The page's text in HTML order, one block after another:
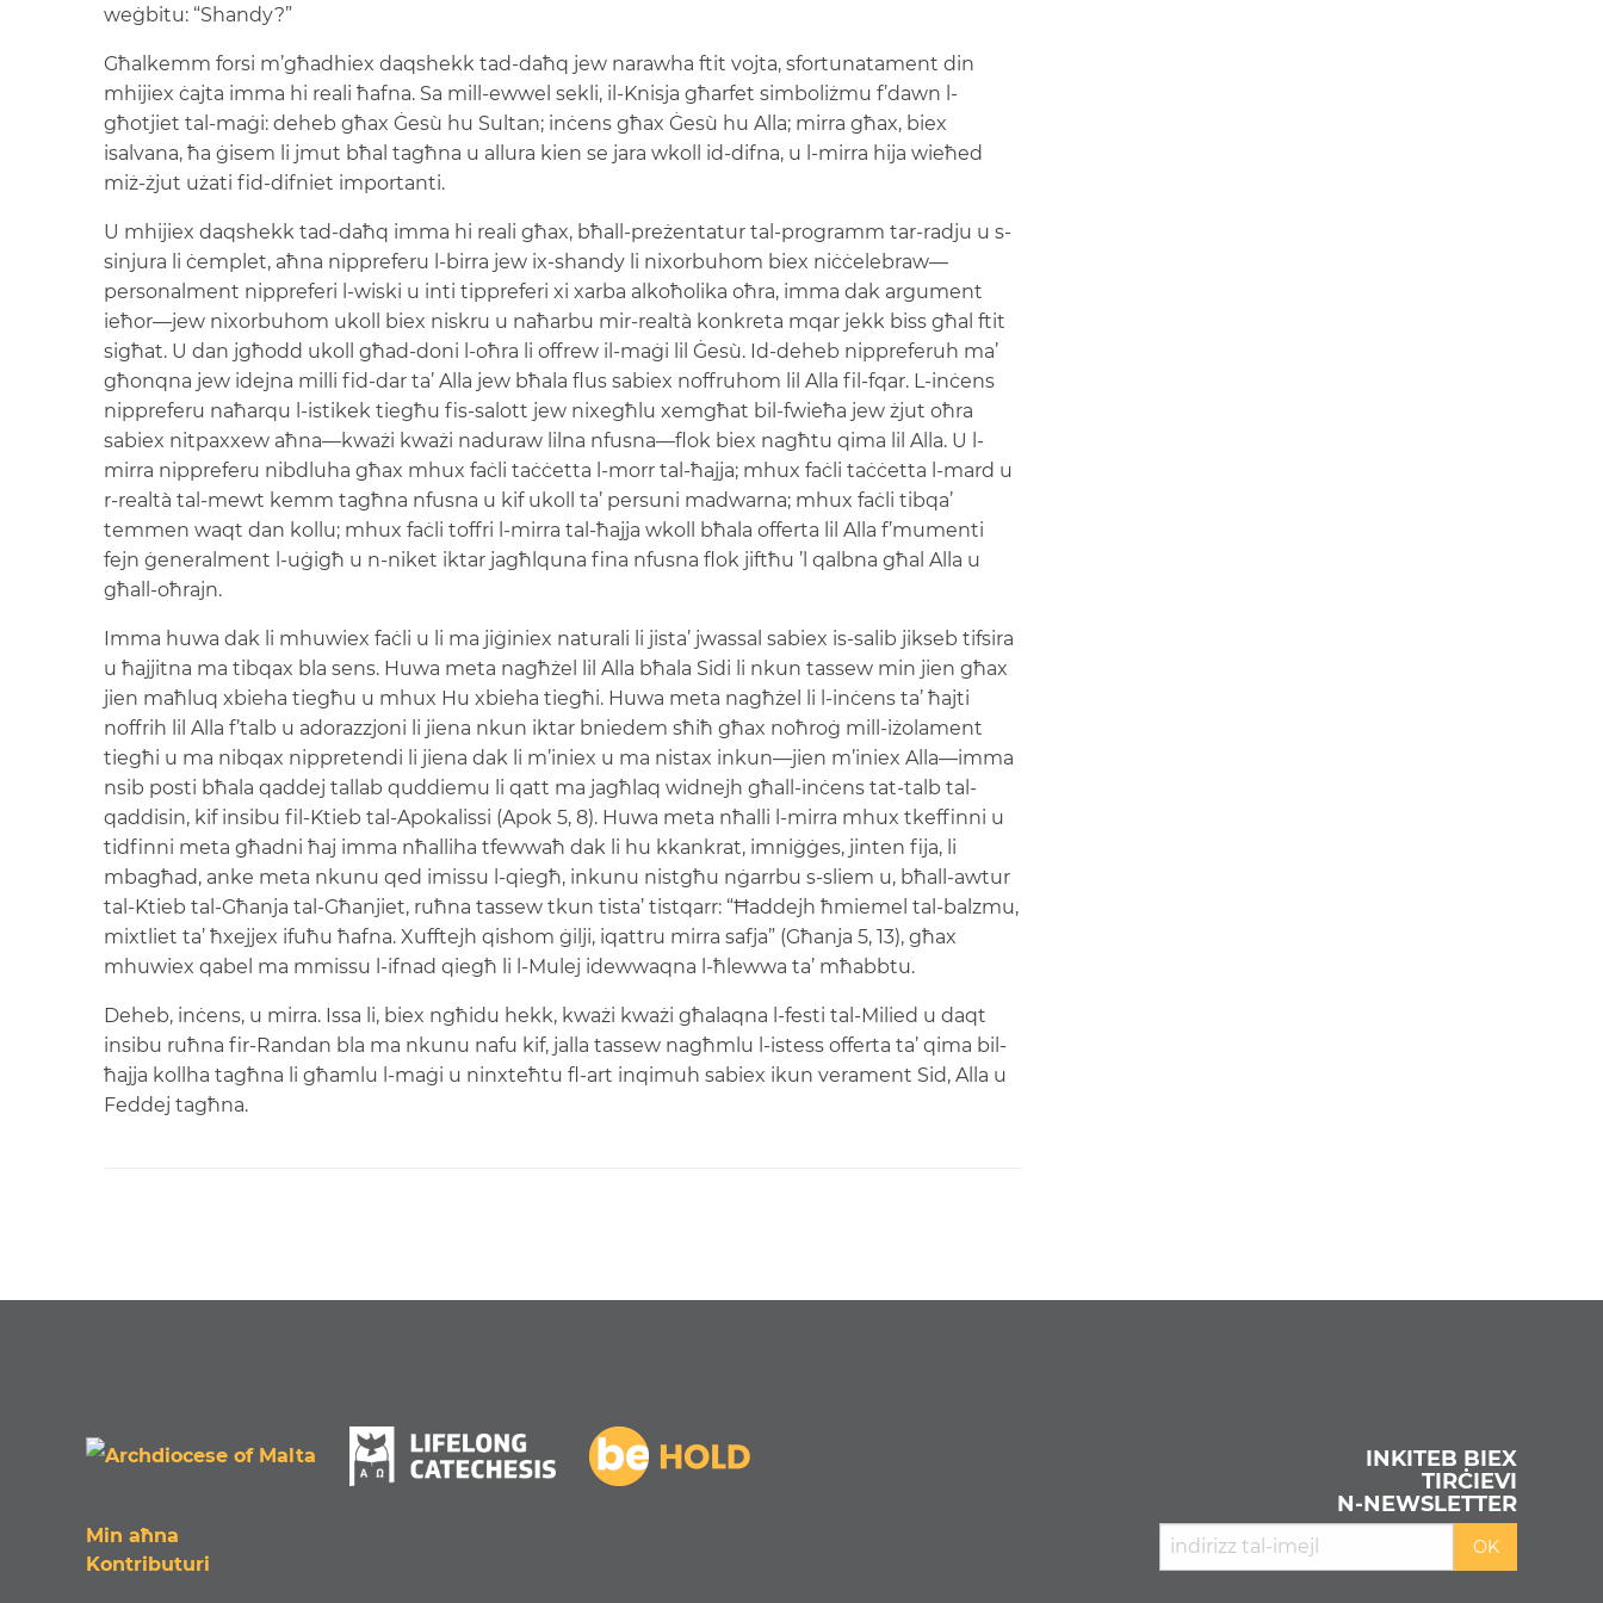
weġbitu: “Shandy?”
Għalkemm forsi m’għadhiex daqshekk tad-daħq jew narawha ftit vojta, sfortunatament din
mhijiex ċajta imma hi reali ħafna. Sa mill-ewwel sekli, il-Knisja għarfet simboliżmu f’dawn l-
għotjiet tal-maġi: deheb għax Ġesù hu Sultan; inċens għax Ġesù hu Alla; mirra għax, biex
isalvana, ħa ġisem li jmut bħal tagħna u allura kien se jara wkoll id-difna, u l-mirra hija wieħed
miż-żjut użati fid-difniet importanti.
U mhijiex daqshekk tad-daħq imma hi reali għax, bħall-preżentatur tal-programm tar-radju u s-
sinjura li ċemplet, aħna nippreferu l-birra jew ix-shandy li nixorbuhom biex niċċelebraw—
personalment nippreferi l-wiski u inti tippreferi xi xarba alkoħolika oħra, imma dak argument
ieħor—jew nixorbuhom ukoll biex niskru u naħarbu mir-realtà konkreta mqar jekk biss għal ftit
sigħat. U dan jgħodd ukoll għad-doni l-oħra li offrew il-maġi lil Ġesù. Id-deheb nippreferuh ma’
għonqna jew idejna milli fid-dar ta’ Alla jew bħala flus sabiex noffruhom lil Alla fil-fqar. L-inċens
nippreferu naħarqu l-istikek tiegħu fis-salott jew nixegħlu xemgħat bil-fwieħa jew żjut oħra
sabiex nitpaxxew aħna—kważi kważi naduraw lilna nfusna—flok biex nagħtu qima lil Alla. U l-
mirra nippreferu nibdluha għax mhux faċli taċċetta l-morr tal-ħajja; mhux faċli taċċetta l-mard u
r-realtà tal-mewt kemm tagħna nfusna u kif ukoll ta’ persuni madwarna; mhux faċli tibqa’
temmen waqt dan kollu; mhux faċli toffri l-mirra tal-ħajja wkoll bħala offerta lil Alla f’mumenti
fejn ġeneralment l-uġigħ u n-niket iktar jagħlquna fina nfusna flok jiftħu ’l qalbna għal Alla u
għall-oħrajn.
Imma huwa dak li mhuwiex faċli u li ma jiġiniex naturali li jista’ jwassal sabiex is-salib jikseb tifsira
u ħajjitna ma tibqax bla sens. Huwa meta nagħżel lil Alla bħala Sidi li nkun tassew min jien għax
jien maħluq xbieha tiegħu u mhux Hu xbieha tiegħi. Huwa meta nagħżel li l-inċens ta’ ħajti
noffrih lil Alla f’talb u adorazzjoni li jiena nkun iktar bniedem sħiħ għax noħroġ mill-iżolament
tiegħi u ma nibqax nippretendi li jiena dak li m’iniex u ma nistax inkun—jien m’iniex Alla—imma
nsib posti bħala qaddej tallab quddiemu li qatt ma jagħlaq widnejh għall-inċens tat-talb tal-
qaddisin, kif insibu fil-Ktieb tal-Apokalissi (Apok 5, 8). Huwa meta nħalli l-mirra mhux tkeffinni u
tidfinni meta għadni ħaj imma nħalliha tfewwaħ dak li hu kkankrat, imniġġes, jinten fija, li
mbagħad, anke meta nkunu qed imissu l-qiegħ, inkunu nistgħu nġarrbu s-sliem u, bħall-awtur
tal-Ktieb tal-Għanja tal-Għanjiet, ruħna tassew tkun tista’ tistqarr: “Ħaddejh ħmiemel tal-balzmu,
mixtliet ta’ ħxejjex ifuħu ħafna. Xufftejh qishom ġilji, iqattru mirra safja” (Għanja 5, 13), għax
mhuwiex qabel ma mmissu l-ifnad qiegħ li l-Mulej idewwaqna l-ħlewwa ta’ mħabbtu.
Deheb, inċens, u mirra. Issa li, biex ngħidu hekk, kważi kważi għalaqna l-festi tal-Milied u daqt
insibu ruħna fir-Randan bla ma nkunu nafu kif, jalla tassew nagħmlu l-istess offerta ta’ qima bil-
ħajja kollha tagħna li għamlu l-maġi u ninxteħtu fl-art inqimuh sabiex ikun verament Sid, Alla u
Feddej tagħna.
Min aħna
Kontributuri
INKITEB BIEX
TIRĊIEVI
N‑NEWSLETTER